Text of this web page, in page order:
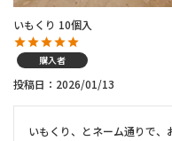
いもくり 10個入
購入者
投稿日 2026/01/13
いもくり、とネーム通りで